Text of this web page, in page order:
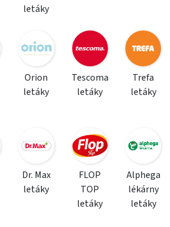
letáky
Orion
letáky
Tescoma
letáky
Trefa
letáky
Dr. Max
letáky
FLOP
TOP
letáky
Alphega
lékárny
letáky